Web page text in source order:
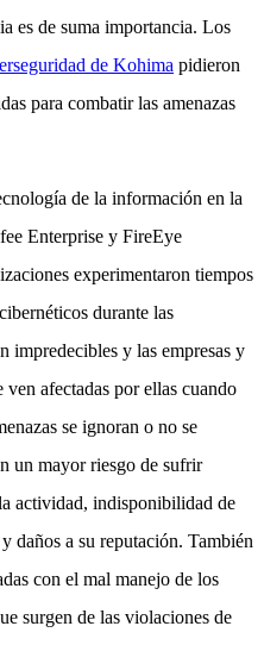
es de suma importancia. Los
de Kohima pidieron
para combatir las amenazas
de la información en la
Enterprise y FireEye
experimentaron tiempos
durante las
impredecibles y las empresas y
ven afectadas por ellas cuando
se ignoran o no se
un mayor riesgo de sufrir
actividad, indisponibilidad de
daños a su reputación. También
con el mal manejo de los
surgen de las violaciones de